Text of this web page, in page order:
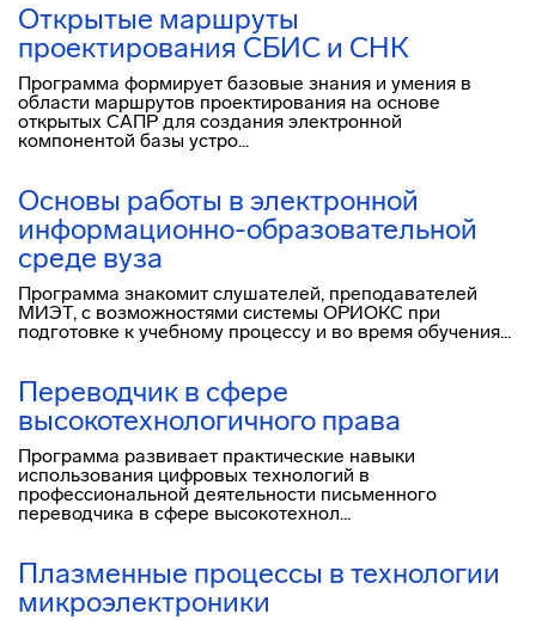
Открытые маршруты
проектирования СБИС и СНК
Программа формирует базовые знания и умения в
области маршрутов проектирования на основе
открытых САПР для создания электронной
компонентой базы устро...
Основы работы в электронной
информационно-образовательной
среде вуза
Программа знакомит слушателей, преподавателей
МИЭТ, с возможностями системы ОРИОКС при
подготовке к учебному процессу и во время обучения...
Переводчик в сфере
высокотехнологичного права
Программа развивает практические навыки
использования цифровых технологий в
профессиональной деятельности письменного
переводчика в сфере высокотехнол...
Плазменные процессы в технологии
микроэлектроники